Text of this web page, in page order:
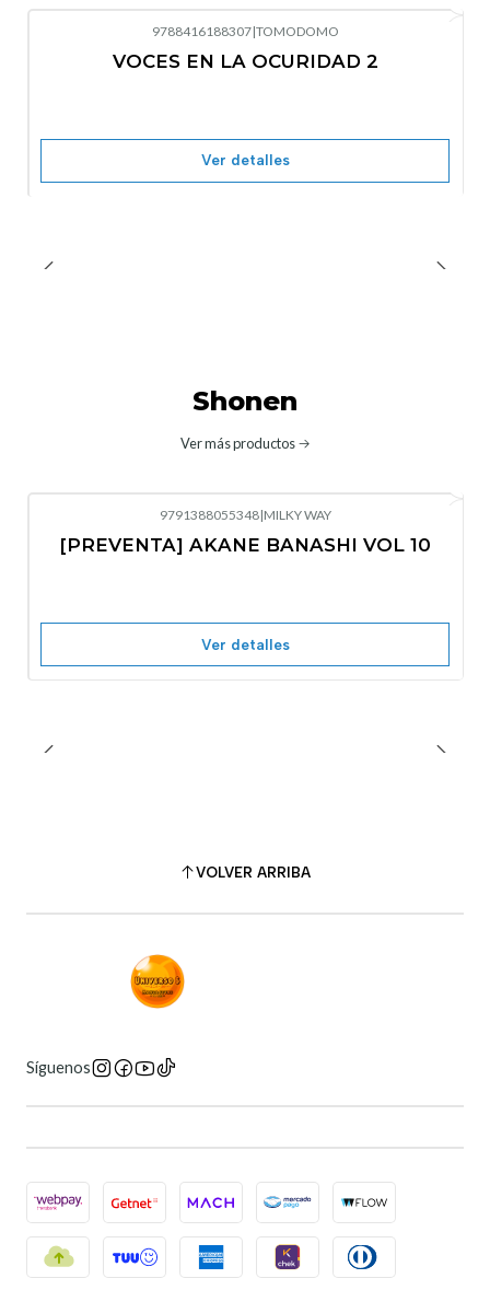
9788416188307|TOMODOMO
VOCES EN LA OCURIDAD 2
Ver detalles
Shonen
Ver más productos
No disponible
9791388055348|MILKY WAY
[PREVENTA] AKANE BANASHI VOL 10
Ver detalles
VOLVER ARRIBA
Síguenos